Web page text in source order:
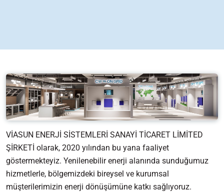
VİASUN ENERJİ SİSTEMLERİ SANAYİ TİCARET LİMİTED
ŞİRKETİ olarak, 2020 yılından bu yana faaliyet
göstermekteyiz. Yenilenebilir enerji alanında sunduğumuz
hizmetlerle, bölgemizdeki bireysel ve kurumsal
müşterilerimizin enerji dönüşümüne katkı sağlıyoruz.